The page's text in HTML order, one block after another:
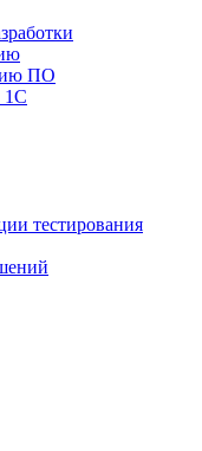
ПО
1С
тестирования